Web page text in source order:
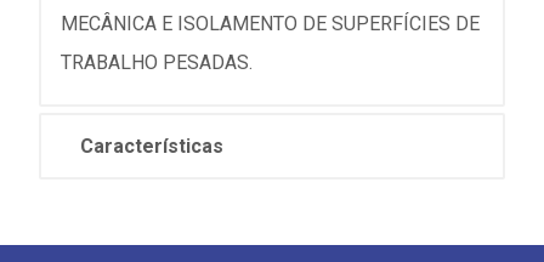
MECÂNICA E ISOLAMENTO DE SUPERFÍCIES DE
TRABALHO PESADAS.
Características